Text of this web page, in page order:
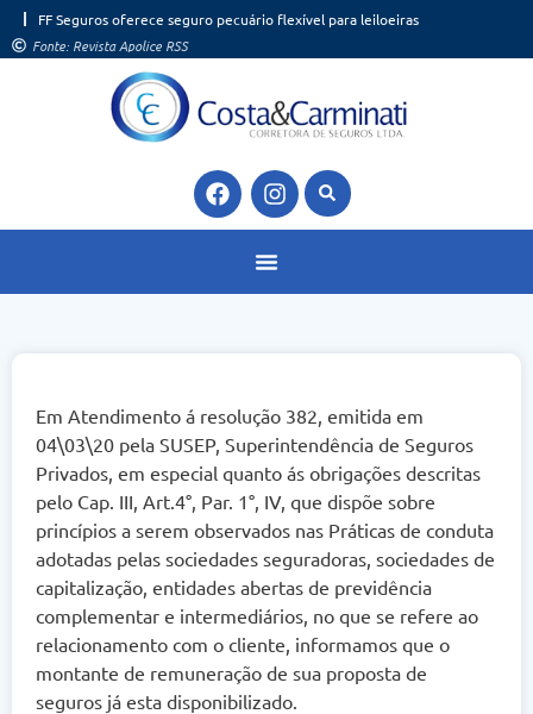
para
FF Seguros oferece seguro pecuário flexível para leiloeiras
Fonte: Revista Apolice RSS
F
a
c
o
I
n
s
t
a
g
Em Atendimento á resolução 382, emitida em
04\03\20 pela SUSEP, Superintendência de Seguros
Privados, em especial quanto ás obrigações descritas
pelo Cap. III, Art.4°, Par. 1°, IV, que dispõe sobre
princípios a serem observados nas Práticas de conduta
adotadas pelas sociedades seguradoras, sociedades de
capitalização, entidades abertas de previdência
complementar e intermediários, no que se refere ao
relacionamento com o cliente, informamos que o
montante de remuneração de sua proposta de
seguros já esta disponibilizado.